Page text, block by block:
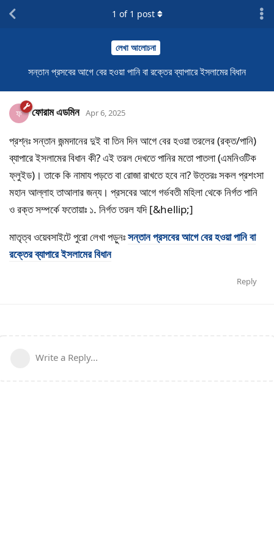
লেখা আলোচনা
সন্তান প্রসবের আগে বের হওয়া পানি বা রক্তের ব্যাপারে ইসলামের বিধান
1 of 1 post
ফ ফোরাম এডমিন Apr 6, 2025
প্রশ্নঃ সন্তান জন্মদানের দুই বা তিন দিন আগে বের হওয়া তরলের (রক্ত/পানি)
ব্যাপারে ইসলামের বিধান কী? এই তরল দেখতে পানির মতো পাতলা (এমনিওটিক
ফ্লুইড)। তাকে কি নামায পড়তে বা রোজা রাখতে হবে না? উত্তরঃ সকল প্রশংসা
মহান আল্লাহ তাআলার জন্য। প্রসবের আগে গর্ভবতী মহিলা থেকে নির্গত পানি
ও রক্ত সম্পর্কে ফতোয়াঃ ১. নির্গত তরল যদি [&hellip;]
মাতৃত্ব ওয়েবসাইটে পুরো লেখা পড়ুনঃসন্তান প্রসবের আগে বের হওয়া পানি বা
রক্তের ব্যাপারে ইসলামের বিধান
Reply
Write a Reply...